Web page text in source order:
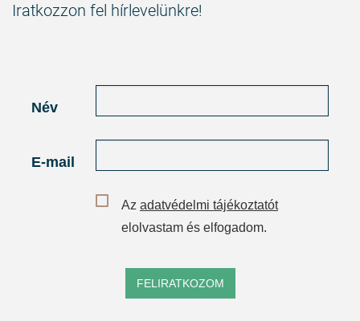
Iratkozzon fel hírlevelünkre!
Név
E-mail
Az adatvédelmi tájékoztatót
elolvastam és elfogadom.
FELIRATKOZOM